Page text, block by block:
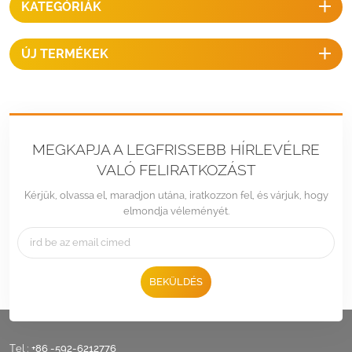
szerelési megoldás aszfalt
zsindelytetőkre.
KATEGÓRIÁK
ÚJ TERMÉKEK
MEGKAPJA A LEGFRISSEBB HÍRLEVÉLRE
VALÓ FELIRATKOZÁST
Kérjük, olvassa el, maradjon utána, iratkozzon fel, és várjuk, hogy
elmondja véleményét.
BEKÜLDÉS
Tel : +86 -592-6212776